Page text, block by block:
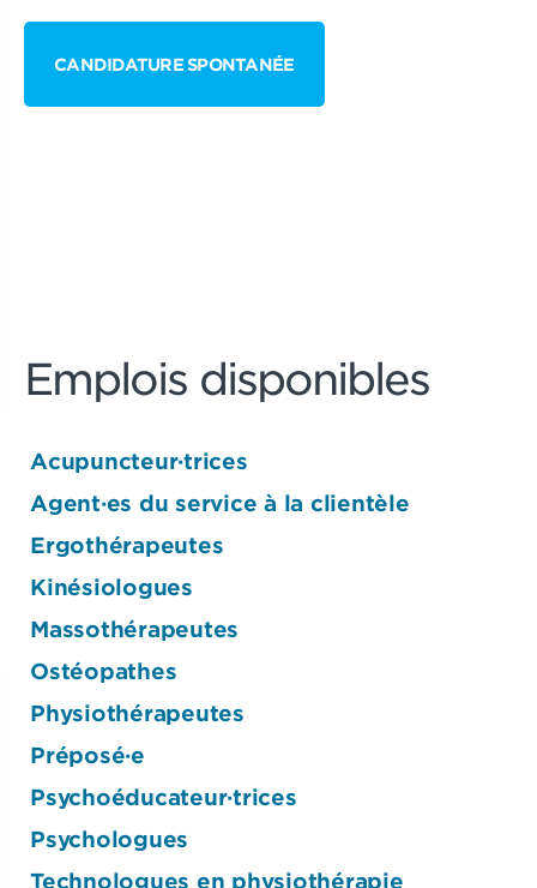
CANDIDATURE SPONTANÉE
Emplois disponibles
Acupuncteur·trices
Agent·es du service à la clientèle
Ergothérapeutes
Kinésiologues
Massothérapeutes
Ostéopathes
Physiothérapeutes
Préposé·e
Psychoéducateur·trices
Psychologues
Technologues en physiothérapie